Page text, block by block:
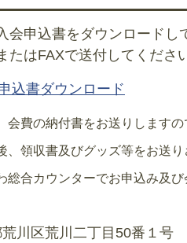
会申込書をダウンロード
たはFAXで送付してくだ
込書ダウンロード
会費の納付書をお送りします
、領収書及びグッズ等をお送り
総合カウンターでお申込み及
川区荒川二丁目50番１号